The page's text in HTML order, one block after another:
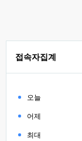
접속자집계
오늘
어제
최대